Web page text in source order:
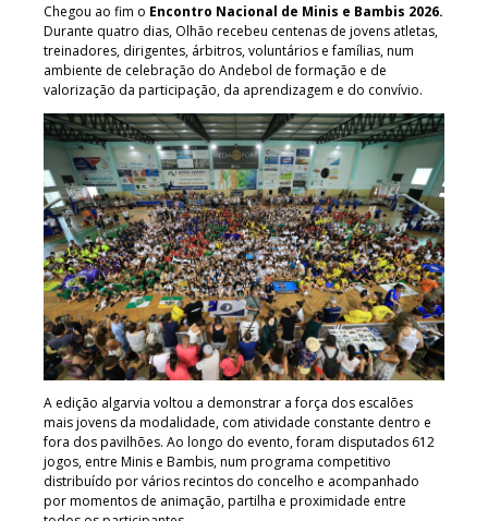
Chegou ao fim o Encontro Nacional de Minis e Bambis 2026.
Durante quatro dias, Olhão recebeu centenas de jovens atletas,
treinadores, dirigentes, árbitros, voluntários e famílias, num
ambiente de celebração do Andebol de formação e de
valorização da participação, da aprendizagem e do convívio.
A edição algarvia voltou a demonstrar a força dos escalões
mais jovens da modalidade, com atividade constante dentro e
fora dos pavilhões. Ao longo do evento, foram disputados 612
jogos, entre Minis e Bambis, num programa competitivo
distribuído por vários recintos do concelho e acompanhado
por momentos de animação, partilha e proximidade entre